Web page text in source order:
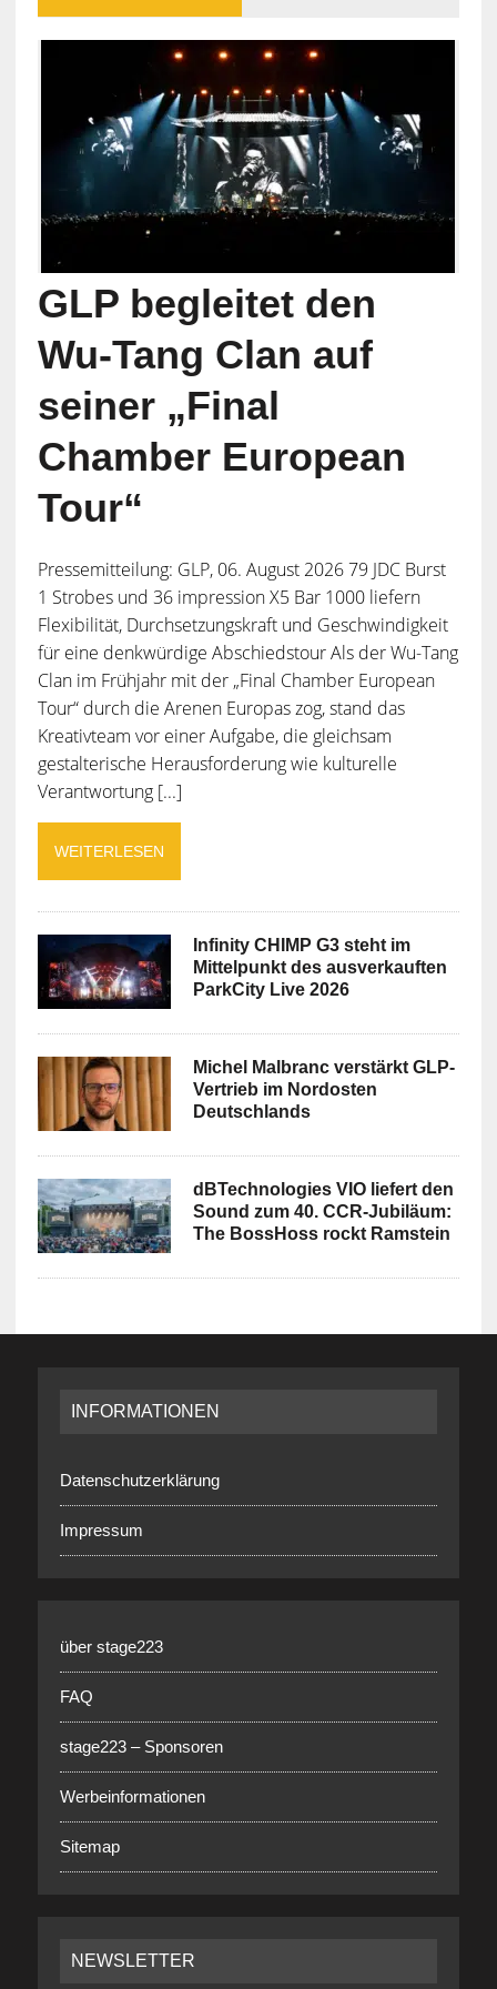
GLP begleitet den
Wu-Tang Clan auf
seiner „Final
Chamber European
Tour“
Pressemitteilung: GLP, 06. August 2026 79 JDC Burst
1 Strobes und 36 impression X5 Bar 1000 liefern
Flexibilität, Durchsetzungskraft und Geschwindigkeit
für eine denkwürdige Abschiedstour Als der Wu-Tang
Clan im Frühjahr mit der „Final Chamber European
Tour“ durch die Arenen Europas zog, stand das
Kreativteam vor einer Aufgabe, die gleichsam
gestalterische Herausforderung wie kulturelle
Verantwortung [...]
WEITERLESEN
Infinity CHIMP G3 steht im
Mittelpunkt des ausverkauften
ParkCity Live 2026
Michel Malbranc verstärkt GLP-
Vertrieb im Nordosten
Deutschlands
dBTechnologies VIO liefert den
Sound zum 40. CCR-Jubiläum:
The BossHoss rockt Ramstein
INFORMATIONEN
Datenschutzerklärung
Impressum
über stage223
FAQ
stage223 – Sponsoren
Werbeinformationen
Sitemap
NEWSLETTER